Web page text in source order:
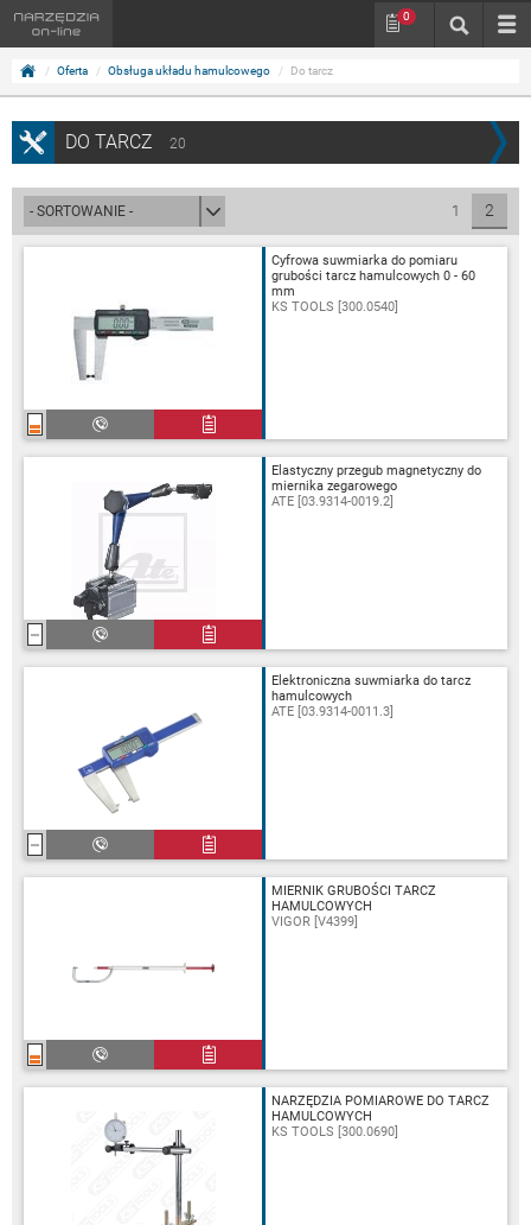
0
Oferta Obsługa układu hamulcowego Do tarcz
DO TARCZ 20
1 2
Cyfrowa suwmiarka do pomiaru
grubości tarcz hamulcowych 0 - 60
mm
KS TOOLS [300.0540]
Elastyczny przegub magnetyczny do
miernika zegarowego
ATE [03.9314-0019.2]
Elektroniczna suwmiarka do tarcz
hamulcowych
ATE [03.9314-0011.3]
MIERNIK GRUBOŚCI TARCZ
HAMULCOWYCH
VIGOR [V4399]
NARZĘDZIA POMIAROWE DO TARCZ
HAMULCOWYCH
KS TOOLS [300.0690]